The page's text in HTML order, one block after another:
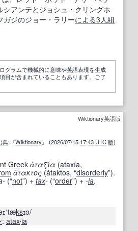
シアンテとジョシュ・クリングホ
ガジのジョー・ラリーによる3人組
グラムで機械的に意味や英語表現を生成
目が含まれていることもあります。ご了
Wiktionary英語版
典:『Wiktionary』 (2026/07/15 17:43 UTC 版)
Greek ἀταξία (ataxía,
ἄτακτος (átaktos, “disorderly”).
(“not”) +‎ tax- (“order”) +‎ -ia.
ksɪə/
: atax‧ia